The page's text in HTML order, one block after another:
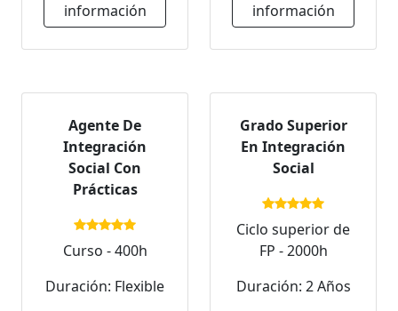
información
información
Agente De
Integración
Social Con
Prácticas
Curso - 400h
Duración: Flexible
Grado Superior
En Integración
Social
Ciclo superior de
FP - 2000h
Duración: 2 Años